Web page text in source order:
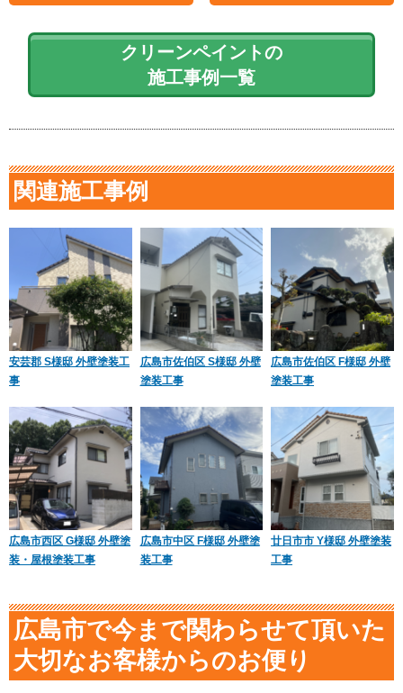
クリーンペイントの
施工事例一覧
関連施工事例
安芸郡 S様邸 外壁塗装工
事
広島市佐伯区 S様邸 外壁
塗装工事
広島市佐伯区 F様邸 外壁
塗装工事
広島市西区 G様邸 外壁塗
装・屋根塗装工事
広島市中区 F様邸 外壁塗
装工事
廿日市市 Y様邸 外壁塗装
工事
広島市で今まで関わらせて頂いた
大切なお客様からのお便り